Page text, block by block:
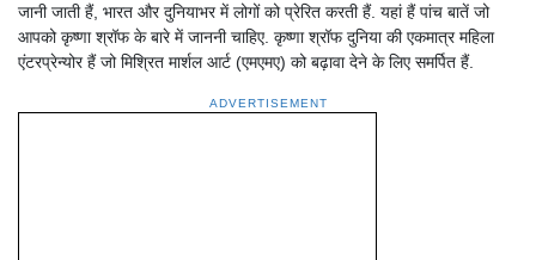
जानी जाती हैं, भारत और दुनियाभर में लोगों को प्रेरित करती हैं. यहां हैं पांच बातें जो
आपको कृष्णा श्रॉफ के बारे में जाननी चाहिए. कृष्णा श्रॉफ दुनिया की एकमात्र महिला
एंटरप्रेन्योर हैं जो मिश्रित मार्शल आर्ट (एमएमए) को बढ़ावा देने के लिए समर्पित हैं.
ADVERTISEMENT